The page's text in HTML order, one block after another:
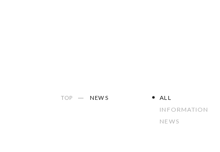
TOP NEWS
ALL
INFORMATION
NEWS